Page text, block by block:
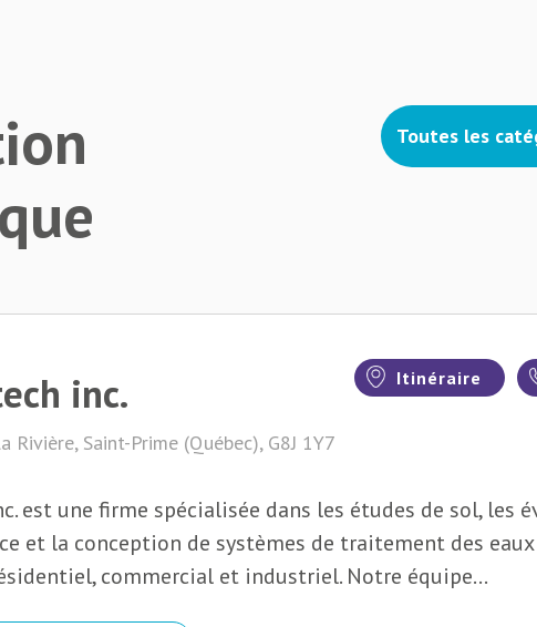
Toutes les
inc.
Rivière, Saint-Prime (Québec), G8J 1Y7
Itinéraire
est une firme spécialisée dans les études de sol, les
et la conception de systèmes de traitement des
commercial et industriel. Notre équipe...